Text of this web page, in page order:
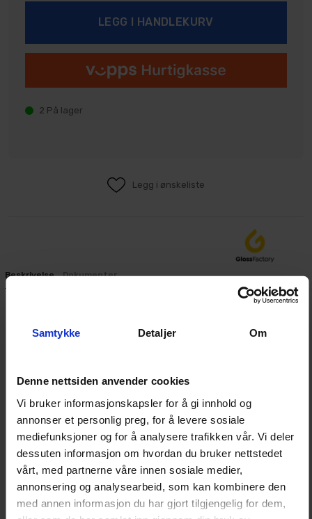
Samtykke Detaljer Om
Denne nettsiden anvender cookies
Vi bruker informasjonskapsler for å gi innhold og
annonser et personlig preg, for å levere sosiale
mediefunksjoner og for å analysere trafikken vår. Vi deler
dessuten informasjon om hvordan du bruker nettstedet
vårt, med partnerne våre innen sosiale medier,
annonsering og analysearbeid, som kan kombinere den
med annen informasjon du har gjort tilgjengelig for dem,
2 På lager
Legg i ønskeliste
Beskrivelse Dokumenter
sitter fast i tekstilmattene i bilen kan være en
som gjør jobben mye enklere!
Gloss Factory Dyrehårsfjerner er en smart børste som
effektivt og problemfritt fjerner alle typer dyrehår fra
ulike stofftrekk i bilen og på møbler. Enten du har en
hund, katt eller andre kjæledyr som røyter, vil du helt
sikkert sette pris på denne hjelpen.